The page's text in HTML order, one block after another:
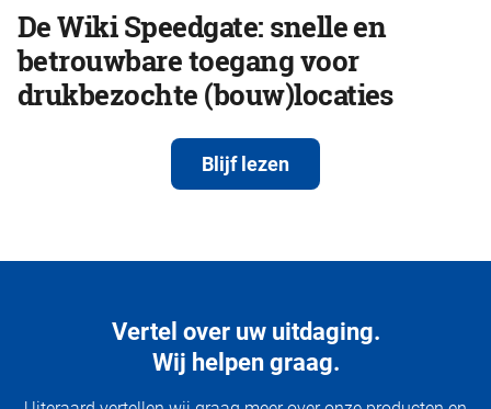
De Wiki Speedgate: snelle en
betrouwbare toegang voor
drukbezochte (bouw)locaties
Blijf lezen
Vertel over uw uitdaging.
Wij helpen graag.